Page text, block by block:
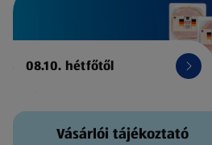
08.10. hétfőtől
Vásárlói tájékoztató